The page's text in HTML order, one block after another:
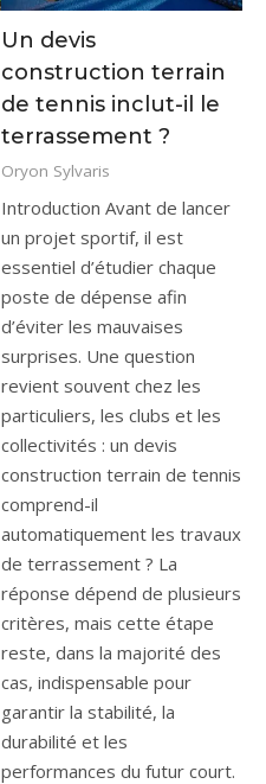
Un devis
construction terrain
de tennis inclut-il le
terrassement ?
Oryon Sylvaris
Introduction Avant de lancer
un projet sportif, il est
essentiel d’étudier chaque
poste de dépense afin
d’éviter les mauvaises
surprises. Une question
revient souvent chez les
particuliers, les clubs et les
collectivités : un devis
construction terrain de tennis
comprend-il
automatiquement les travaux
de terrassement ? La
réponse dépend de plusieurs
critères, mais cette étape
reste, dans la majorité des
cas, indispensable pour
garantir la stabilité, la
durabilité et les
performances du futur court.